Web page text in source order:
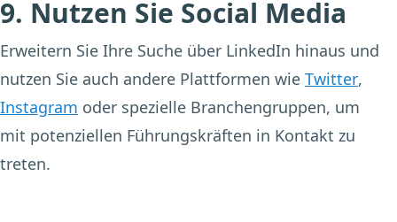
9. Nutzen Sie Social Media
Erweitern Sie Ihre Suche über LinkedIn hinaus und
nutzen Sie auch andere Plattformen wie Twitter,
Instagram oder spezielle Branchengruppen, um
mit potenziellen Führungskräften in Kontakt zu
treten.